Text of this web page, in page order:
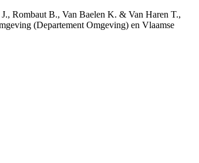
Rombaut B., Van Baelen K. & Van Haren T.,
(Departement Omgeving) en Vlaamse